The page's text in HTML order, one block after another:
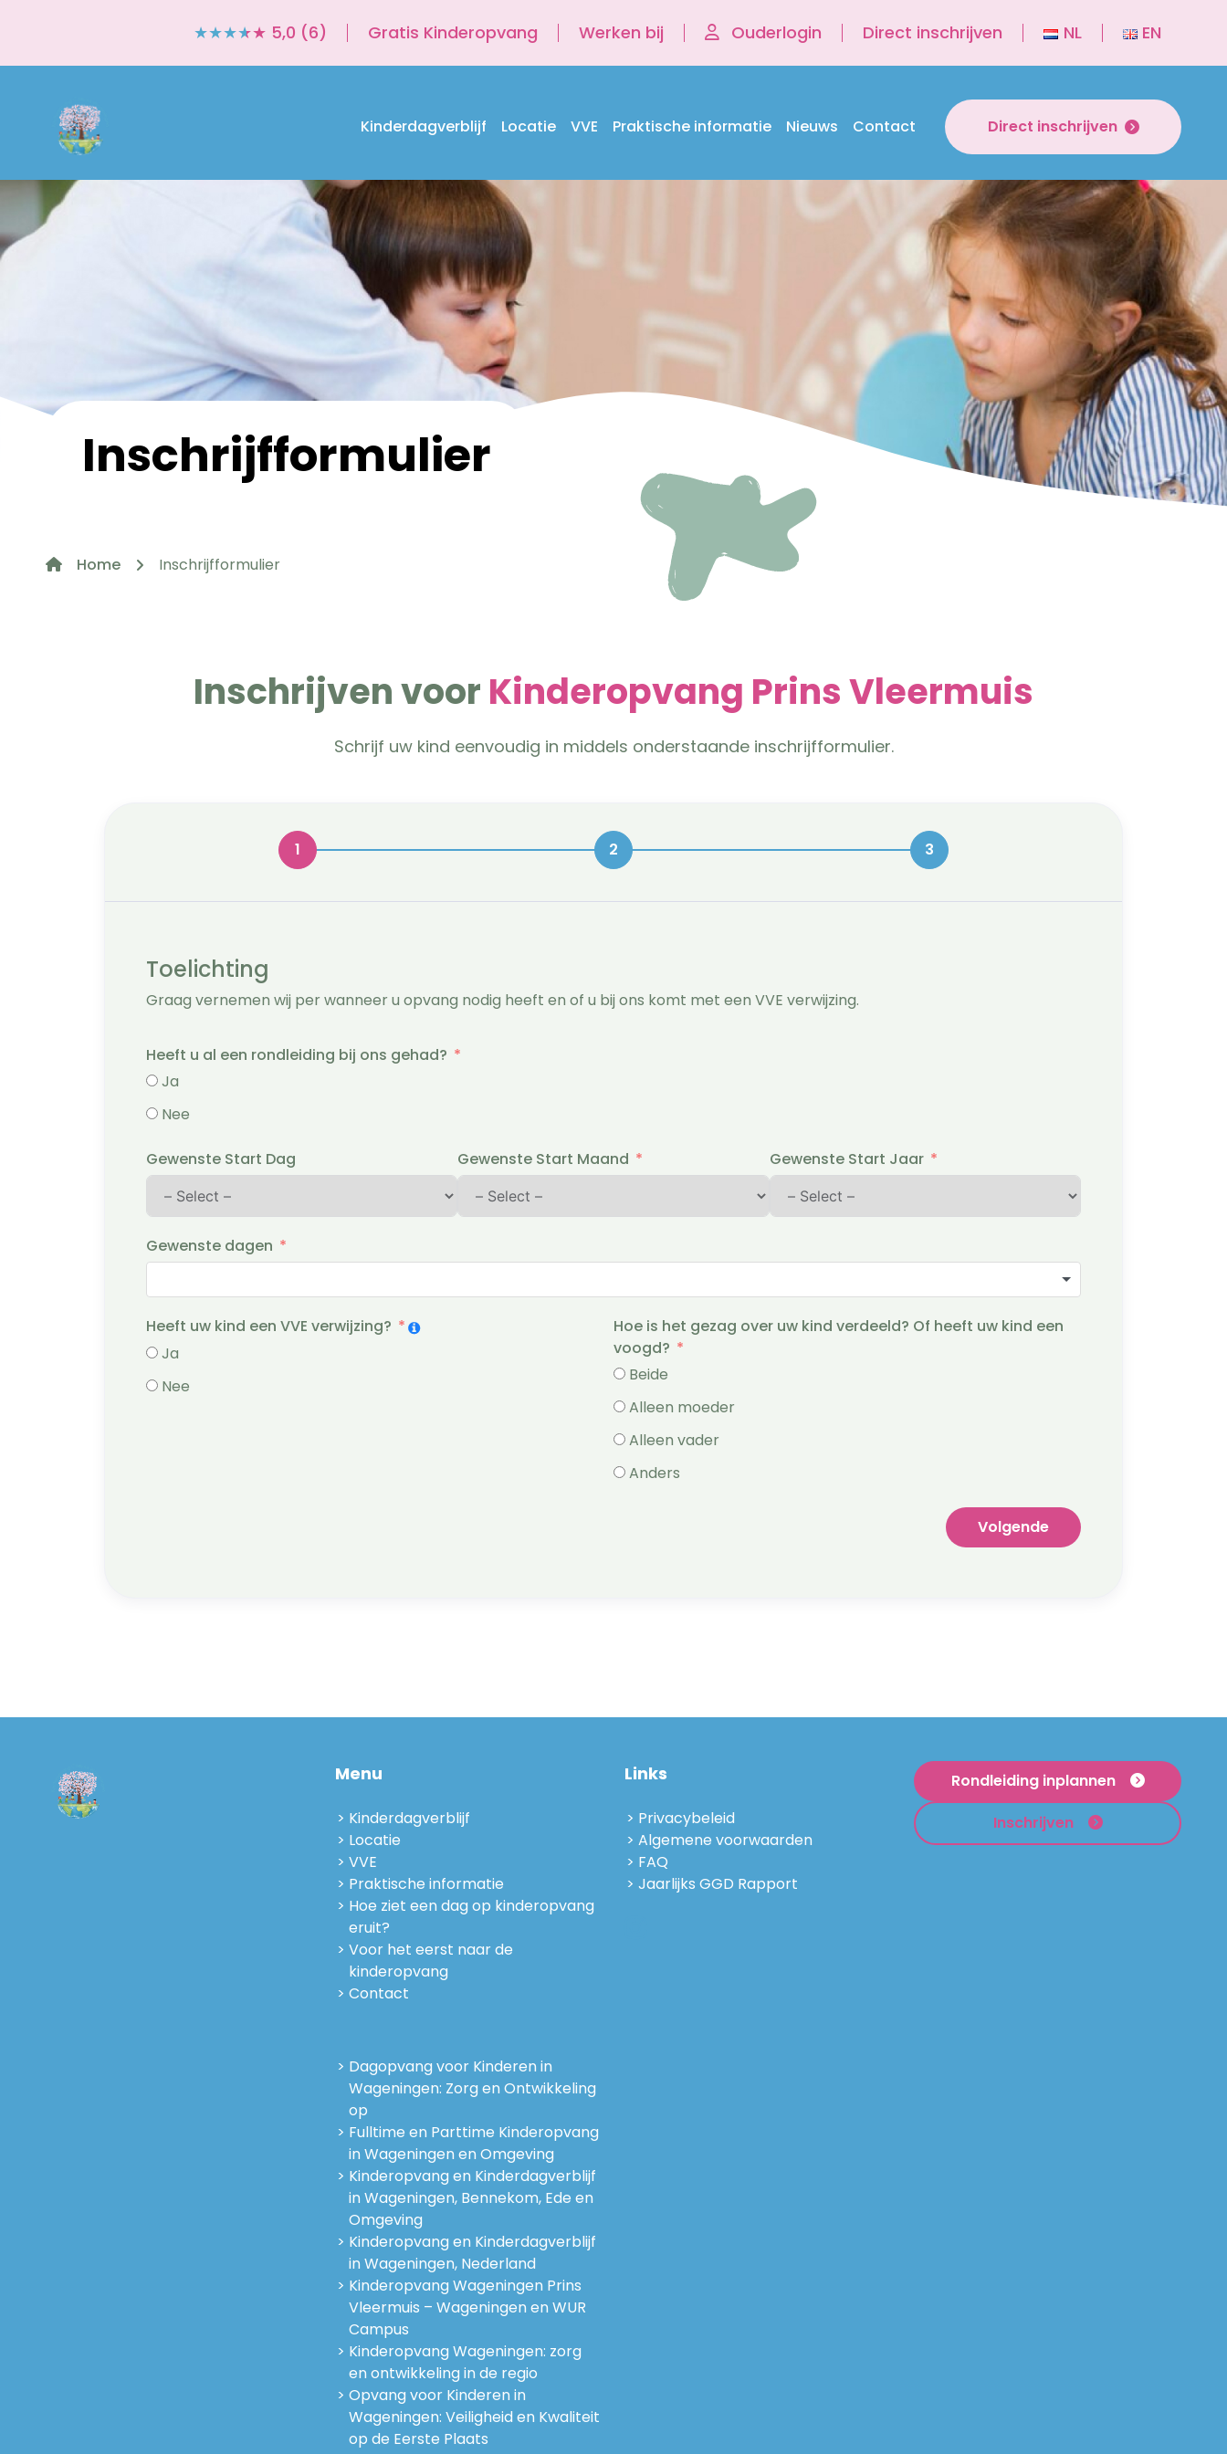
★★★★★ 5,0 (6) Gratis Kinderopvang Werken bij Ouderlogin Direct inschrijven NL EN
Kinderdagverblijf Locatie VVE Praktische informatie Nieuws Contact Direct inschrijven
Inschrijfformulier
Home Inschrijfformulier
Inschrijven voor Kinderopvang Prins Vleermuis
Schrijf uw kind eenvoudig in middels onderstaande inschrijfformulier.
Toelichting
Graag vernemen wij per wanneer u opvang nodig heeft en of u bij ons komt met een VVE verwijzing.
Heeft u al een rondleiding bij ons gehad?
Ja
Nee
Gewenste Start Dag Gewenste Start Maand Gewenste Start Jaar
Gewenste dagen
Heeft uw kind een VVE verwijzing?
Ja
Nee
Hoe is het gezag over uw kind verdeeld? Of heeft uw kind een
voogd?
Beide
Alleen moeder
Alleen vader
Anders
Volgende
Menu
Kinderdagverblijf
Locatie
VVE
Praktische informatie
Hoe ziet een dag op kinderopvang
eruit?
Voor het eerst naar de
kinderopvang
Contact
Dagopvang voor Kinderen in
Wageningen: Zorg en Ontwikkeling
op
Fulltime en Parttime Kinderopvang
in Wageningen en Omgeving
Kinderopvang en Kinderdagverblijf
in Wageningen, Bennekom, Ede en
Omgeving
Kinderopvang en Kinderdagverblijf
in Wageningen, Nederland
Kinderopvang Wageningen Prins
Vleermuis – Wageningen en WUR
Campus
Kinderopvang Wageningen: zorg
en ontwikkeling in de regio
Opvang voor Kinderen in
Wageningen: Veiligheid en Kwaliteit
op de Eerste Plaats
Links
Privacybeleid
Algemene voorwaarden
FAQ
Jaarlijks GGD Rapport
Rondleiding inplannen
Inschrijven